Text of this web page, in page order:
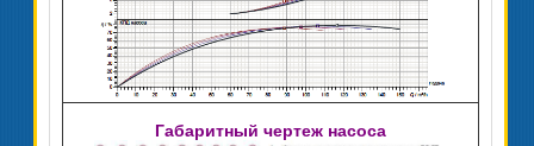
Габаритный чертеж насоса